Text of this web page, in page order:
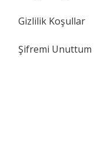
Gizlilik Koşullar
Şifremi Unuttum